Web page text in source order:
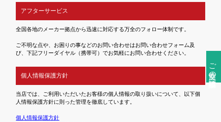
ご注文前の確認事項
アフターサービス
全国各地のメーカー拠点から迅速に対応する万全のフォロー体制です。
ご不明な点や、お困りの事などのお問い合わせはお問い合わせフォーム及
び、下記フリーダイヤル（携帯可）でお気軽にお問い合わせください。
個人情報保護方針
当店では、ご利用いただいたお客様の個人情報の取り扱いについて、以下個
人情報保護方針に則った管理を徹底しています。
個人情報保護方針